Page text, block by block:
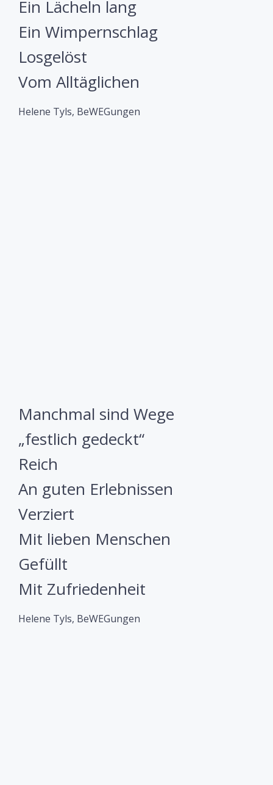
Ein Lächeln lang
Ein Wimpernschlag
Losgelöst
Vom Alltäglichen
Helene Tyls, BeWEGungen
Manchmal sind Wege
„festlich gedeckt“
Reich
An guten Erlebnissen
Verziert
Mit lieben Menschen
Gefüllt
Mit Zufriedenheit
Helene Tyls, BeWEGungen